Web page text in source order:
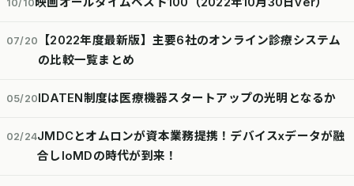
10/10
07/20
【2022年度最新版】主要6社のオンライン診療システム
の比較一覧まとめ
05/20IDATEN制度は医療機器スタートアップの光明となるか
02/24JMDCとオムロンが資本業務提携！デバイスxデータが融
合しIoMDの時代が到来！